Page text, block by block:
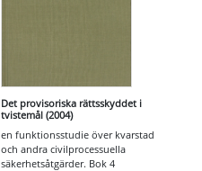
Det provisoriska rättsskyddet i
tvistemål (2004)
en funktionsstudie över kvarstad
och andra civilprocessuella
säkerhetsåtgärder. Bok 4